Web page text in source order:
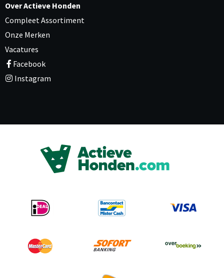
Over Actieve Honden
Compleet Assortiment
Onze Merken
Vacatures
Facebook
Instagram